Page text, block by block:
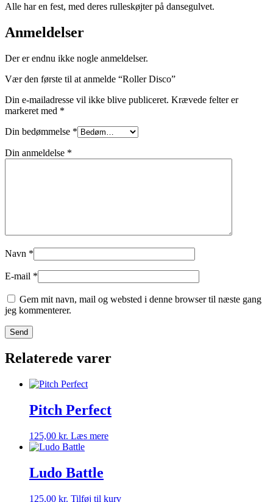
Alle har en fest, med deres rulleskøjter på dansegulvet.
Anmeldelser
Der er endnu ikke nogle anmeldelser.
Vær den første til at anmelde “Roller Disco”
Din e-mailadresse vil ikke blive publiceret. Krævede felter er
markeret med *
Din bedømmelse *
Din anmeldelse *
Navn *
E-mail *
Gem mit navn, mail og websted i denne browser til næste gang
jeg kommenterer.
Relaterede varer
Pitch Perfect
125,00 kr. Læs mere
Ludo Battle
125,00 kr. Tilføj til kurv